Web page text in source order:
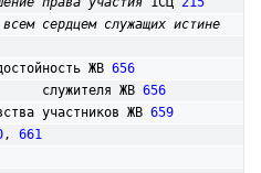
сердцем служащих истине
ЖВ
656
				служителя ЖВ
656
участников ЖВ
659
, 661